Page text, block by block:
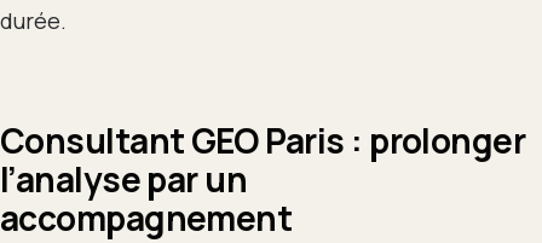
durée.
Consultant GEO Paris : prolonger
l’analyse par un
accompagnement